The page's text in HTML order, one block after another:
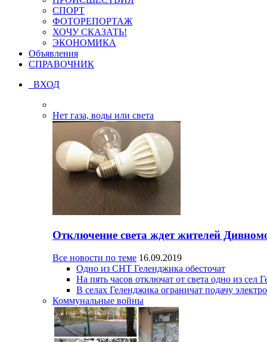
СПОРТ
ФОТОРЕПОРТАЖ
ХОЧУ СКАЗАТЬ!
ЭКОНОМИКА
Объявления
СПРАВОЧНИК
ВХОД
Нет газа, воды или света
Отключение света ждет жителей
Все новости по теме 16.09.2019
Одно из СНТ Геленджика обесточат
На пять часов отключат от света одно из сел
В селах Геленджика ограничат подачу
Коммунальные войны